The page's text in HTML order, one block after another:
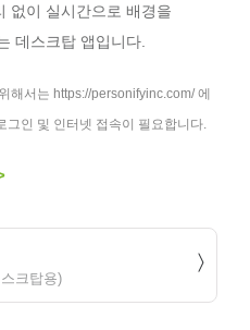
없이 실시간으로 배경을
데스크탑 앱입니다.
해서는 https://personifyinc.com/ 에
인 및 인터넷 접속이 필요합니다.
크탑용)